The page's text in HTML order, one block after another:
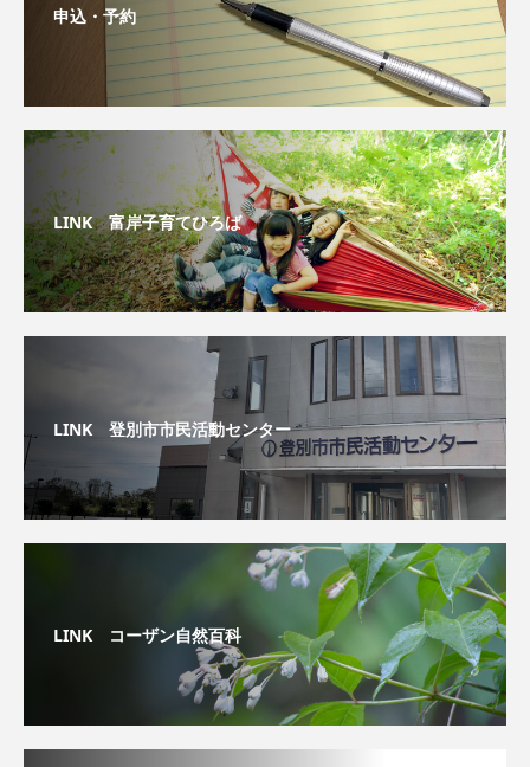
申込・予約
LINK 富岸子育てひろば
LINK 登別市市民活動センター
LINK コーザン自然百科